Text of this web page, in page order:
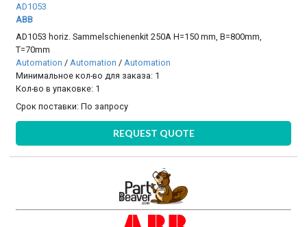
AD1053
ABB
AD1053 horiz. Sammelschienenkit 250A H=150 mm, B=800mm,
T=70mm
Automation /Automation /Automation
Минимальное кол-во для заказа: 1
Кол-во в упаковке: 1
Срок поставки:По запросу
REQUEST QUOTE